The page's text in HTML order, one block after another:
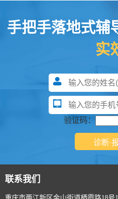
手把手落地式辅
实
验证码：
联系我们